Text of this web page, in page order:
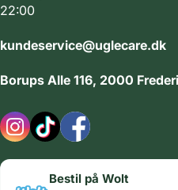
22:00
kundeservice@uglecare.dk
Borups Alle 116, 2000
Bestil på Wolt